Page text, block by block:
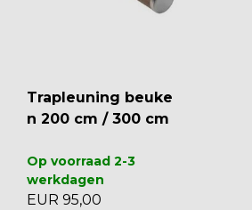
Trapleuning beuke
n 200 cm / 300 cm
Op voorraad 2-3
werkdagen
EUR 95,00